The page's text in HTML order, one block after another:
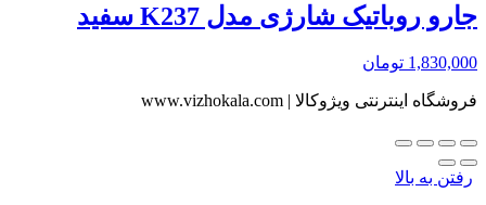
جارو روباتیک شارژی مدل K237 سفید
1,830,000 تومان
فروشگاه اینترنتی ویژوکالا | www.vizhokala.com
رفتن به بالا